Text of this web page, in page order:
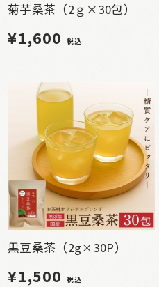
菊芋桑茶（2ｇ×30包）
¥1,600 税込
黒豆桑茶（2g×30P）
¥1,500 税込